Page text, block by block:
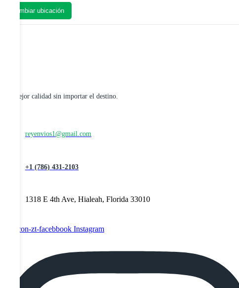
Cambiar ubicación
La mejor calidad sin importar el destino.
reyenvios1@gmail.com
+1 (786) 431-2103
1318 E 4th Ave, Hialeah, Florida 33010
Tb-icon-zt-facebbook Instagram